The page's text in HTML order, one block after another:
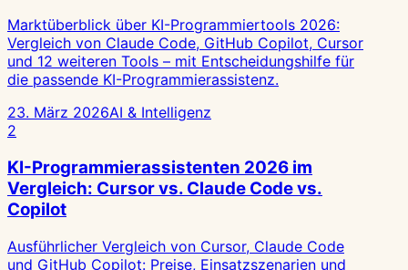
Marktüberblick über KI-Programmiertools 2026:
Vergleich von Claude Code, GitHub Copilot, Cursor
und 12 weiteren Tools – mit Entscheidungshilfe für
die passende KI-Programmierassistenz.
23. März 2026AI & Intelligenz
2
KI-Programmierassistenten 2026 im
Vergleich: Cursor vs. Claude Code vs.
Copilot
Ausführlicher Vergleich von Cursor, Claude Code
und GitHub Copilot: Preise, Einsatzszenarien und